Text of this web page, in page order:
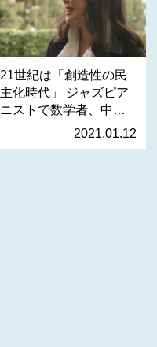
21世紀は「創造性の民
主化時代」 ジャズピア
ニストで数学者、中島
2021.01.12